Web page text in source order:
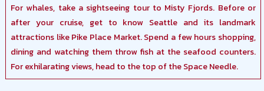
For whales, take a sightseeing tour to Misty Fjords. Before or
after your cruise, get to know Seattle and its landmark
attractions like Pike Place Market. Spend a few hours shopping,
dining and watching them throw fish at the seafood counters.
For exhilarating views, head to the top of the Space Needle.